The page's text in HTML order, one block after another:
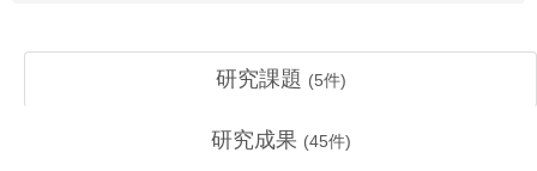
研究課題 (5件)
研究成果 (45件)